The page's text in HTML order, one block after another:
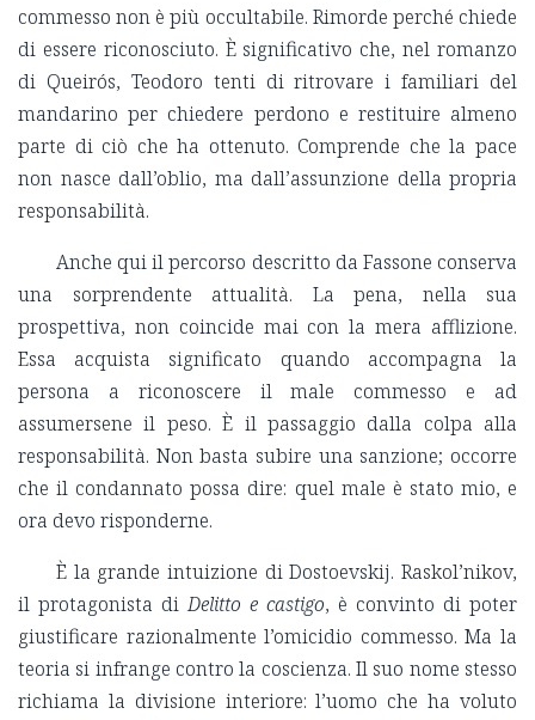
commesso non è più occultabile. Rimorde perché chiede
di essere riconosciuto. È significativo che, nel romanzo
di Queirós, Teodoro tenti di ritrovare i familiari del
mandarino per chiedere perdono e restituire almeno
parte di ciò che ha ottenuto. Comprende che la pace
non nasce dall’oblio, ma dall’assunzione della propria
responsabilità.
Anche qui il percorso descritto da Fassone conserva
una sorprendente attualità. La pena, nella sua
prospettiva, non coincide mai con la mera afflizione.
Essa acquista significato quando accompagna la
persona a riconoscere il male commesso e ad
assumersene il peso. È il passaggio dalla colpa alla
responsabilità. Non basta subire una sanzione; occorre
che il condannato possa dire: quel male è stato mio, e
ora devo risponderne.
È la grande intuizione di Dostoevskij. Raskol’nikov,
il protagonista diDelitto e castigo, è convinto di poter
giustificare razionalmente l’omicidio commesso. Ma la
teoria si infrange contro la coscienza. Il suo nome stesso
richiama la divisione interiore: l’uomo che ha voluto